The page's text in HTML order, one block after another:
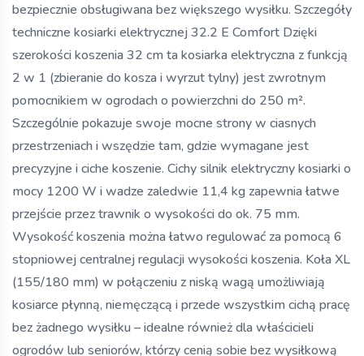
bezpiecznie obsługiwana bez większego wysiłku. Szczegóły
techniczne kosiarki elektrycznej 32.2 E Comfort Dzięki
szerokości koszenia 32 cm ta kosiarka elektryczna z funkcją
2 w 1 (zbieranie do kosza i wyrzut tylny) jest zwrotnym
pomocnikiem w ogrodach o powierzchni do 250 m².
Szczególnie pokazuje swoje mocne strony w ciasnych
przestrzeniach i wszędzie tam, gdzie wymagane jest
precyzyjne i ciche koszenie. Cichy silnik elektryczny kosiarki o
mocy 1200 W i wadze zaledwie 11,4 kg zapewnia łatwe
przejście przez trawnik o wysokości do ok. 75 mm.
Wysokość koszenia można łatwo regulować za pomocą 6
stopniowej centralnej regulacji wysokości koszenia. Koła XL
(155/180 mm) w połączeniu z niską wagą umożliwiają
kosiarce płynną, niemęczącą i przede wszystkim cichą pracę
bez żadnego wysiłku – idealne również dla właścicieli
ogrodów lub seniorów, którzy cenią sobie bez wysiłkową